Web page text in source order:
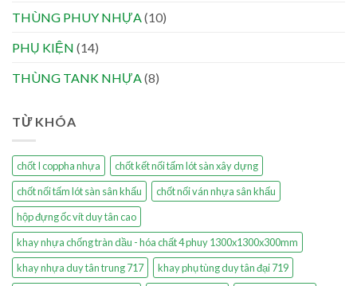
THÙNG PHUY NHỰA (10)
PHỤ KIỆN (14)
THÙNG TANK NHỰA (8)
TỪ KHÓA
chốt I coppha nhựa
chốt kết nối tấm lót sàn xây dựng
chốt nối tấm lót sàn sân khấu
chốt nối ván nhựa sân khấu
hộp đựng ốc vít duy tân cao
khay nhựa chống tràn dầu - hóa chất 4 phuy 1300x1300x300mm
khay nhựa duy tân trung 717
khay phụ tùng duy tân đại 719